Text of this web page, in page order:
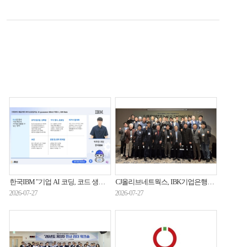
한국IBM "기업 AI 코딩, 코드 생성 넘어 '통제 가능한 SDLC'로"
2026-07-27
CJ올리브네트웍스, IBK기업은행과 함께 100억 상생펀드
2026-07-27